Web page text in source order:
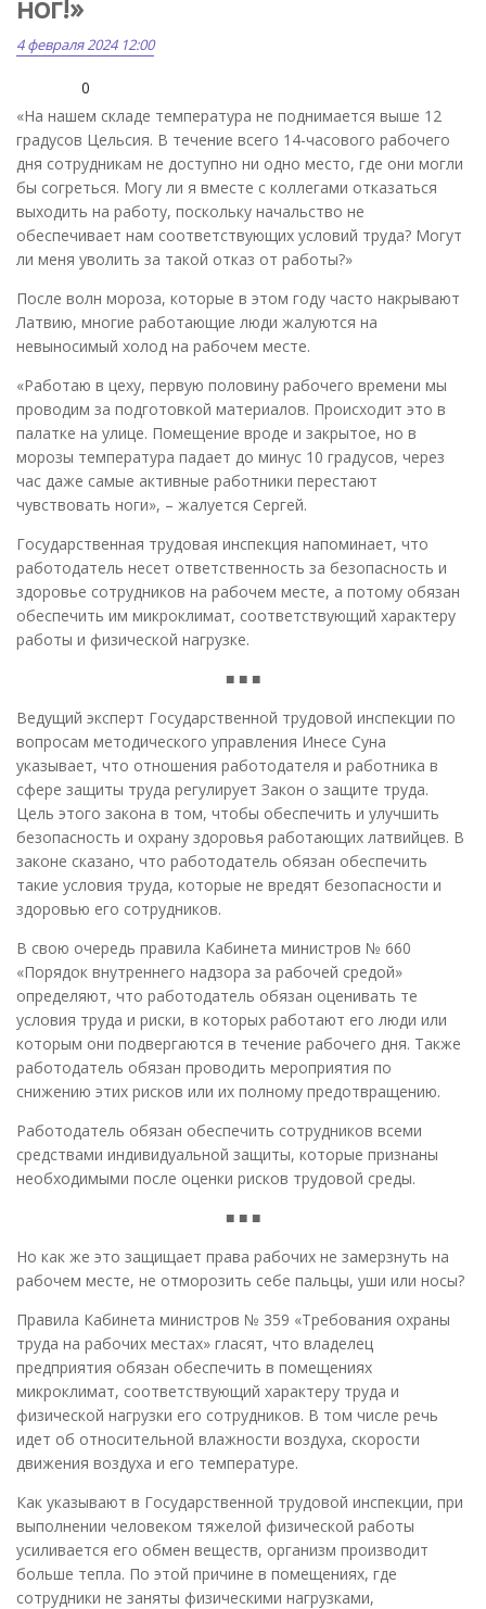
ног!»
4 февраля 2024 12:00
0
«На нашем складе температура не поднимается выше 12
градусов Цельсия. В течение всего 14-часового рабочего
дня сотрудникам не доступно ни одно место, где они могли
бы согреться. Могу ли я вместе с коллегами отказаться
выходить на работу, поскольку начальство не
обеспечивает нам соответствующих условий труда? Могут
ли меня уволить за такой отказ от работы?»
После волн мороза, которые в этом году часто накрывают
Латвию, многие работающие люди жалуются на
невыносимый холод на рабочем месте.
«Работаю в цеху, первую половину рабочего времени мы
проводим за подготовкой материалов. Происходит это в
палатке на улице. Помещение вроде и закрытое, но в
морозы температура падает до минус 10 градусов, через
час даже самые активные работники перестают
чувствовать ноги», – жалуется Сергей.
Государственная трудовая инспекция напоминает, что
работодатель несет ответственность за безопасность и
здоровье сотрудников на рабочем месте, а потому обязан
обеспечить им микроклимат, соответствующий характеру
работы и физической нагрузке.
■ ■ ■
Ведущий эксперт Государственной трудовой инспекции по
вопросам методического управления Инесе Суна
указывает, что отношения работодателя и работника в
сфере защиты труда регулирует Закон о защите труда.
Цель этого закона в том, чтобы обеспечить и улучшить
безопасность и охрану здоровья работающих латвийцев. В
законе сказано, что работодатель обязан обеспечить
такие условия труда, которые не вредят безопасности и
здоровью его сотрудников.
В свою очередь правила Кабинета министров № 660
«Порядок внутреннего надзора за рабочей средой»
определяют, что работодатель обязан оценивать те
условия труда и риски, в которых работают его люди или
которым они подвергаются в течение рабочего дня. Также
работодатель обязан проводить мероприятия по
снижению этих рисков или их полному предотвращению.
Работодатель обязан обеспечить сотрудников всеми
средствами индивидуальной защиты, которые признаны
необходимыми после оценки рисков трудовой среды.
■ ■ ■
Но как же это защищает права рабочих не замерзнуть на
рабочем месте, не отморозить себе пальцы, уши или носы?
Правила Кабинета министров № 359 «Требования охраны
труда на рабочих местах» гласят, что владелец
предприятия обязан обеспечить в помещениях
микроклимат, соответствующий характеру труда и
физической нагрузки его сотрудников. В том числе речь
идет об относительной влажности воздуха, скорости
движения воздуха и его температуре.
Как указывают в Государственной трудовой инспекции, при
выполнении человеком тяжелой физической работы
усиливается его обмен веществ, организм производит
больше тепла. По этой причине в помещениях, где
сотрудники не заняты физическими нагрузками,